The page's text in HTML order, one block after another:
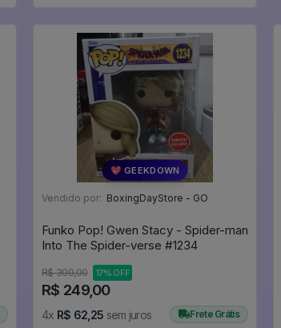
💖 GEEKDOWN
Vendido por: BoxingDayStore - GO
Funko Pop! Gwen Stacy - Spider-man
Into The Spider-verse #1234
R$ 300,00 17% OFF
R$ 249,00
4x R$ 62,25 sem juros Frete Grátis